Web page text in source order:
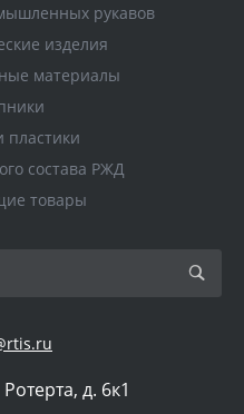
рукавов
изделия
материалы
состава РЖД
товары
д. 6к1